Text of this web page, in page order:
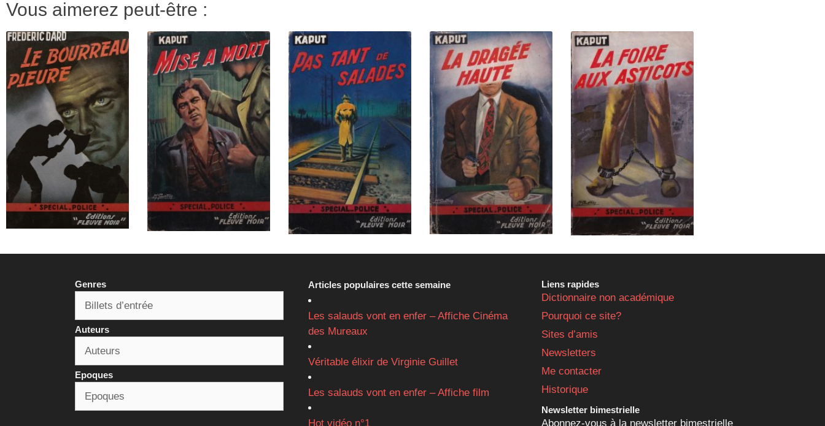
Vous aimerez peut-être :
Genres
Auteurs
Epoques
Articles populaires cette semaine
Les salauds vont en enfer – Affiche Cinéma
des Mureaux
Véritable élixir de Virginie Guillet
Les salauds vont en enfer – Affiche film
Hot vidéo n°1
Liens rapides
Dictionnaire non académique
Pourquoi ce site?
Sites d’amis
Newsletters
Me contacter
Historique
Newsletter bimestrielle
Abonnez-vous à la newsletter bimestrielle